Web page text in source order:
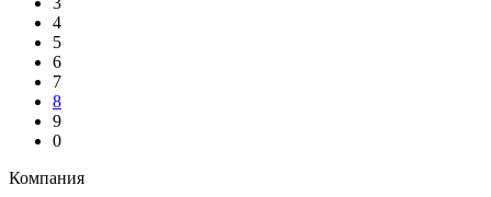
4
5
6
7
8
9
0
Компания